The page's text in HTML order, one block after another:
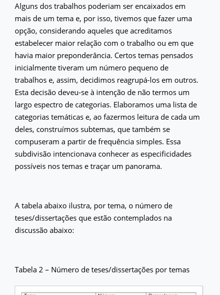
Alguns dos trabalhos poderiam ser encaixados em
mais de um tema e, por isso, tivemos que fazer uma
opção, considerando aqueles que acreditamos
estabelecer maior relação com o trabalho ou em que
havia maior preponderância. Certos temas pensados
inicialmente tiveram um número pequeno de
trabalhos e, assim, decidimos reagrupá-los em outros.
Esta decisão deveu-se à intenção de não termos um
largo espectro de categorias. Elaboramos uma lista de
categorias temáticas e, ao fazermos leitura de cada um
deles, construímos subtemas, que também se
compuseram a partir de frequência simples. Essa
subdivisão intencionava conhecer as especificidades
possíveis nos temas e traçar um panorama.
A tabela abaixo ilustra, por tema, o número de
teses/dissertações que estão contemplados na
discussão abaixo:
Tabela 2 – Número de teses/dissertações por temas